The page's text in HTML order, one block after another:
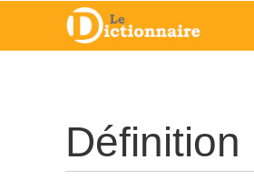
Définition